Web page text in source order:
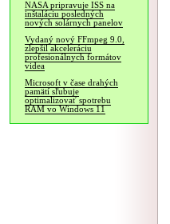
NASA pripravuje ISS na
inštaláciu posledných
nových solárnych panelov
Vydaný nový FFmpeg 9.0,
zlepšil akceleráciu
profesionálnych formátov
videa
Microsoft v čase drahých
pamätí sľubuje
optimalizovať spotrebu
RAM vo Windows 11